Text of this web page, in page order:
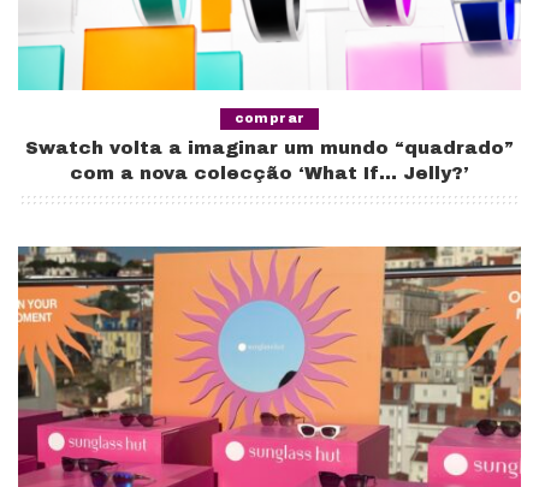
comprar
Swatch volta a imaginar um mundo “quadrado”
com a nova colecção ‘What If… Jelly?’